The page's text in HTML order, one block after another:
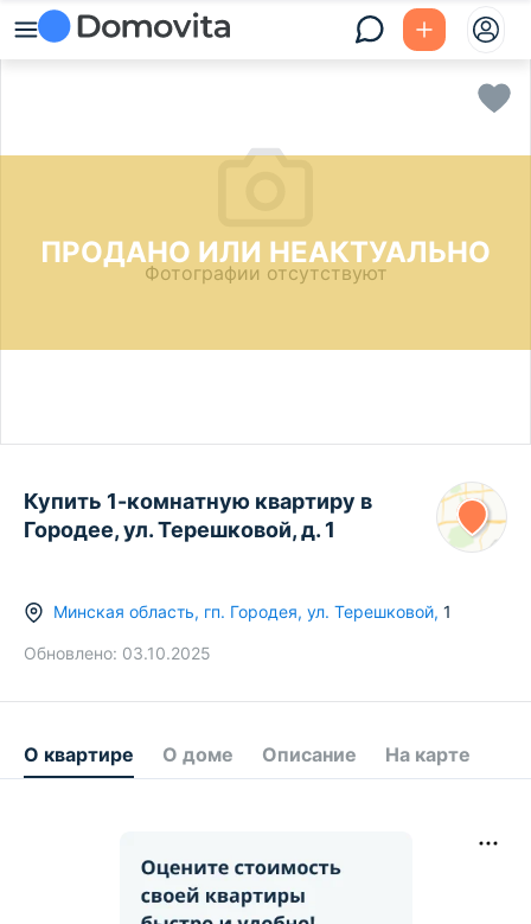
ПРОДАНО ИЛИ НЕАКТУАЛЬНО
Фотографии отсутствуют
Купить 1-комнатную квартиру в
Городее, ул. Терешковой, д. 1
Минская область, гп. Городея, ул. Терешковой, 1
Обновлено: 03.10.2025
О квартире О доме Описание На карте